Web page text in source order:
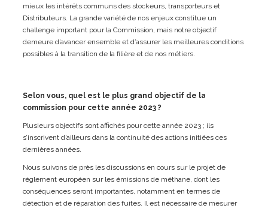
mieux les intérêts communs des stockeurs, transporteurs et
Distributeurs. La grande variété de nos enjeux constitue un
challenge important pour la Commission, mais notre objectif
demeure d’avancer ensemble et d’assurer les meilleures conditions
possibles à la transition de la filière et de nos métiers.
Selon vous, quel est le plus grand objectif de la
commission pour cette année 2023 ?
Plusieurs objectifs sont affichés pour cette année 2023 ; ils
s’inscrivent d’ailleurs dans la continuité des actions initiées ces
dernières années.
Nous suivons de près les discussions en cours sur le projet de
règlement européen sur les émissions de méthane, dont les
conséquences seront importantes, notamment en termes de
détection et de réparation des fuites. Il est nécessaire de mesurer